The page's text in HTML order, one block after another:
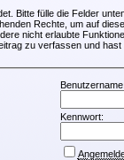
Bitte fülle die Felder
Rechte, um auf
nicht erlaubte
zu verfassen und
Benutzername:
Kennwort: